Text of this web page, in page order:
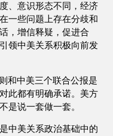
、意识形态不同，经济
一些问题上存在分歧和
，增信释疑，促进合
领中美关系积极向前发
和中美三个联合公报是
此都有明确承诺。美方
是说一套做一套。
中美关系政治基础中的